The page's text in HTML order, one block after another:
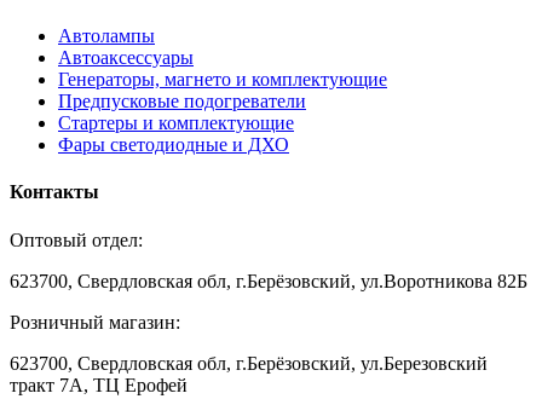
Автолампы
Автоаксессуары
Генераторы, магнето и комплектующие
Предпусковые подогреватели
Стартеры и комплектующие
Фары светодиодные и ДХО
Контакты
Оптовый отдел:
623700, Свердловская обл, г.Берёзовский, ул.Воротникова 82Б
Розничный магазин:
623700, Свердловская обл, г.Берёзовский, ул.Березовский
тракт 7А, ТЦ Ерофей